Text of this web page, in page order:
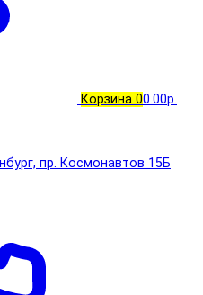
Корзина 00.00р.
пр. Космонавтов 15Б